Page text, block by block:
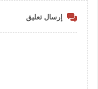
إرسال تعليق